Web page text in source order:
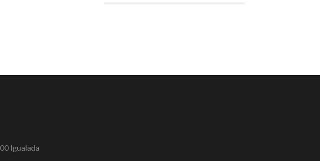
Igualada